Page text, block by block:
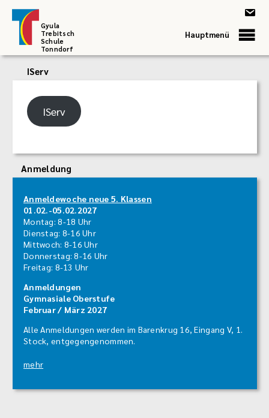
Gyula
Trebitsch
Schule
Tonndorf
Hauptmenü
IServ
IServ
Anmeldung
Anmeldewoche neue 5. Klassen
01.02.-05.02.2027
Montag: 8-18 Uhr
Dienstag: 8-16 Uhr
Mittwoch: 8-16 Uhr
Donnerstag: 8-16 Uhr
Freitag: 8-13 Uhr
Anmeldungen
Gymnasiale Oberstufe
Februar / März 2027
Alle Anmeldungen werden im Barenkrug 16, Eingang V, 1.
Stock, entgegengenommen.
mehr